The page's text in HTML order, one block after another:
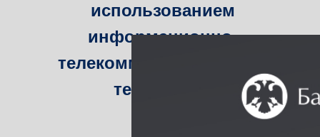
использованием
информационно-
телекоммуникационных
технологий